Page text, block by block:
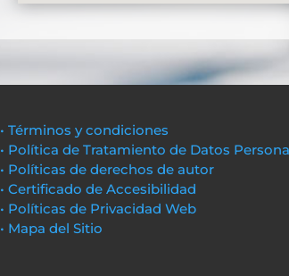
• Términos y condiciones
• Política de Tratamiento de Datos
• Políticas de derechos de autor
• Certificado de Accesibilidad
• Políticas de Privacidad Web
• Mapa del Sitio